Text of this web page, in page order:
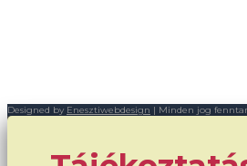
Designed by Enesztiwebdesign | Minden jog